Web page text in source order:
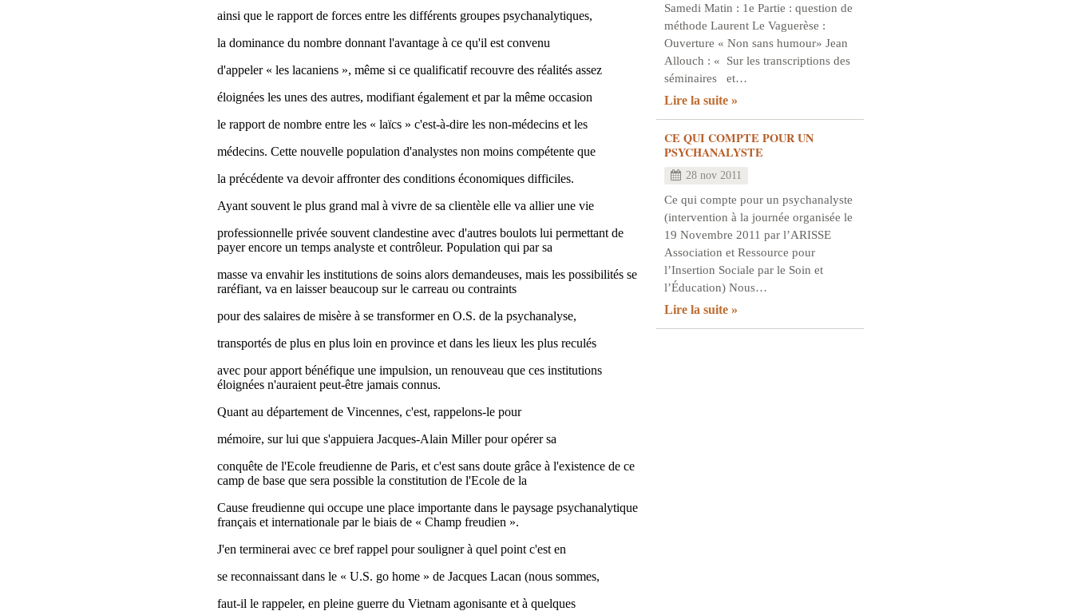
ainsi que le rapport de forces entre les différents groupes psychanalytiques,
la dominance du nombre donnant l'avantage à ce qu'il est convenu
d'appeler « les lacaniens », même si ce qualificatif recouvre des réalités assez
éloignées les unes des autres, modifiant également et par la même occasion
le rapport de nombre entre les « laïcs » c'est-à-dire les non-médecins et les
médecins. Cette nouvelle population d'analystes non moins compétente que
la précédente va devoir affronter des conditions économiques difficiles.
Ayant souvent le plus grand mal à vivre de sa clientèle elle va allier une vie
professionnelle privée souvent clandestine avec d'autres boulots lui permettant de
payer encore un temps analyste et contrôleur. Population qui par sa
masse va envahir les institutions de soins alors demandeuses, mais les possibilités se
raréfiant, va en laisser beaucoup sur le carreau ou contraints
pour des salaires de misère à se transformer en O.S. de la psychanalyse,
transportés de plus en plus loin en province et dans les lieux les plus reculés
avec pour apport bénéfique une impulsion, un renouveau que ces institutions
éloignées n'auraient peut-être jamais connus.
Quant au département de Vincennes, c'est, rappelons-le pour
mémoire, sur lui que s'appuiera Jacques-Alain Miller pour opérer sa
conquête de l'Ecole freudienne de Paris, et c'est sans doute grâce à l'existence de ce
camp de base que sera possible la constitution de l'Ecole de la
Cause freudienne qui occupe une place importante dans le paysage psychanalytique
français et internationale par le biais de « Champ freudien ».
J'en terminerai avec ce bref rappel pour souligner à quel point c'est en
se reconnaissant dans le « U.S. go home » de Jacques Lacan (nous sommes,
faut-il le rappeler, en pleine guerre du Vietnam agonisante et à quelques
Samedi Matin : 1e Partie : question de
méthode Laurent Le Vaguerèse :
Ouverture « Non sans humour» Jean
Allouch : « Sur les transcriptions des
séminaires et…
Lire la suite
CE QUI COMPTE POUR UN
PSYCHANALYSTE
28 nov 2011
Ce qui compte pour un psychanalyste
(intervention à la journée organisée le
19 Novembre 2011 par l’ARISSE
Association et Ressource pour
l’Insertion Sociale par le Soin et
l’Éducation) Nous…
Lire la suite